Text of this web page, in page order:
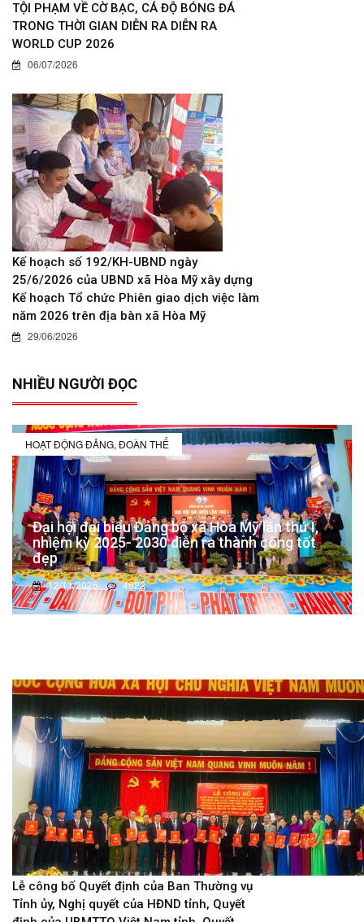
TỘI PHẠM VỀ CỜ BẠC, CÁ ĐỘ BÓNG ĐÁ
TRONG THỜI GIAN DIỄN RA DIỄN RA
WORLD CUP 2026
06/07/2026
Kế hoạch số 192/KH-UBND ngày
25/6/2026 của UBND xã Hòa Mỹ xây dựng
Kế hoạch Tổ chức Phiên giao dịch việc làm
năm 2026 trên địa bàn xã Hòa Mỹ
29/06/2026
NHIỀU NGƯỜI ĐỌC
HOẠT ĐỘNG ĐẢNG, ĐOÀN THỂ
Đại hội đại biểu Đảng bộ xã Hòa Mỹ lần thứ I,
nhiệm kỳ 2025- 2030 diễn ra thành công tốt
đẹp
12/11/2025 4622
Lễ công bố Quyết định của Ban Thường vụ
Tỉnh ủy, Nghị quyết của HĐND tỉnh, Quyết